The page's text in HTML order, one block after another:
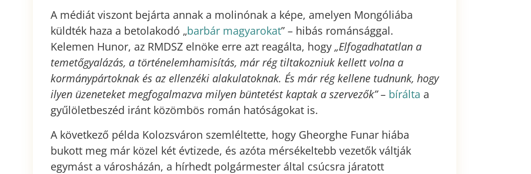
A médiát viszont bejárta annak a molinónak a képe, amelyen Mongóliába
küldték haza a betolakodó „barbár magyarokat” – hibás románsággal.
Kelemen Hunor, az RMDSZ elnöke erre azt reagálta, hogy „Elfogadhatatlan a
temetőgyalázás, a történelemhamisítás, már rég tiltakozniuk kellett volna a
kormánypártoknak és az ellenzéki alakulatoknak. És már rég kellene tudnunk, hogy
ilyen üzeneteket megfogalmazva milyen büntetést kaptak a szervezők”– bírálta a
gyűlöletbeszéd iránt közömbös román hatóságokat is.
A következő példa Kolozsváron szemléltette, hogy Gheorghe Funar hiába
bukott meg már közel két évtizede, és azóta mérsékeltebb vezetők váltják
egymást a városházán, a hírhedt polgármester által csúcsra járatott